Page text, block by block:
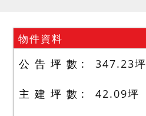
物件資料
公 告 坪 數 347.23坪
主 建 坪 數 42.09坪